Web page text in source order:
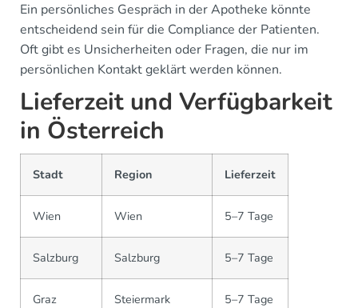
Ein persönliches Gespräch in der Apotheke könnte
entscheidend sein für die Compliance der Patienten.
Oft gibt es Unsicherheiten oder Fragen, die nur im
persönlichen Kontakt geklärt werden können.
Lieferzeit und Verfügbarkeit
in Österreich
Stadt Region Lieferzeit
Wien Wien 5–7 Tage
Salzburg Salzburg 5–7 Tage
Graz Steiermark 5–7 Tage